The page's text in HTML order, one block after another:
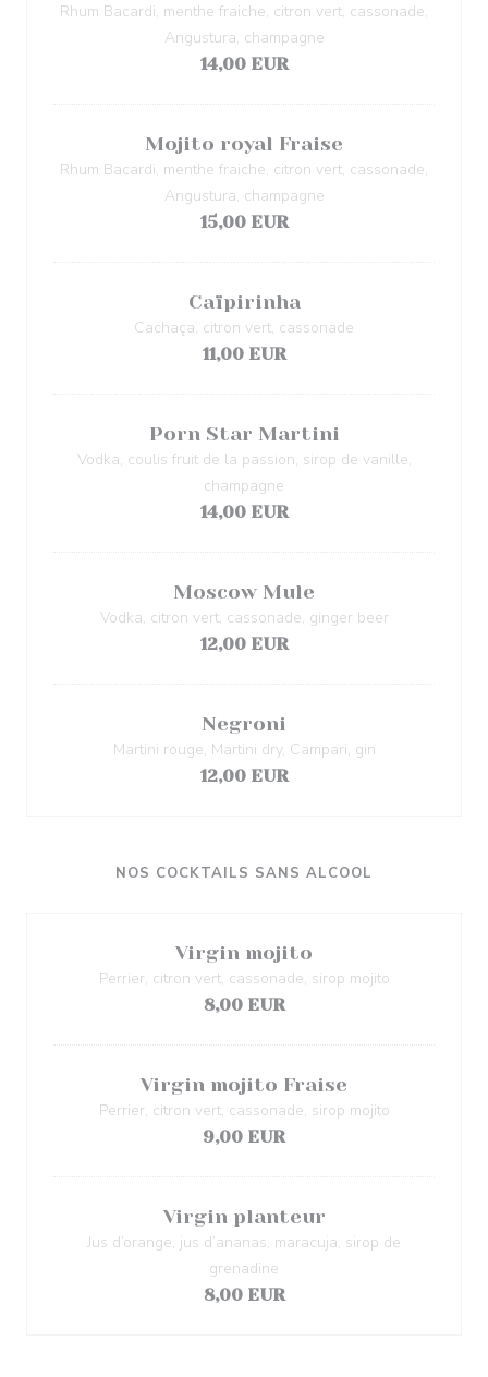
Rhum Bacardi, menthe fraiche, citron vert, cassonade,
Angustura, champagne
14,00 EUR
Mojito royal Fraise
Rhum Bacardi, menthe fraiche, citron vert, cassonade,
Angustura, champagne
15,00 EUR
Caïpirinha
Cachaça, citron vert, cassonade
11,00 EUR
Porn Star Martini
Vodka, coulis fruit de la passion, sirop de vanille,
champagne
14,00 EUR
Moscow Mule
Vodka, citron vert, cassonade, ginger beer
12,00 EUR
Negroni
Martini rouge, Martini dry, Campari, gin
12,00 EUR
NOS COCKTAILS SANS ALCOOL
Virgin mojito
Perrier, citron vert, cassonade, sirop mojito
8,00 EUR
Virgin mojito Fraise
Perrier, citron vert, cassonade, sirop mojito
9,00 EUR
Virgin planteur
Jus d’orange, jus d’ananas, maracuja, sirop de
grenadine
8,00 EUR